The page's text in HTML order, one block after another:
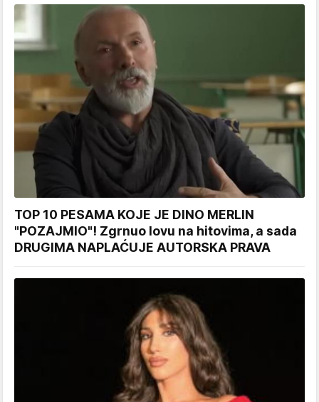
TOP 10 PESAMA KOJE JE DINO MERLIN
"POZAJMIO"! Zgrnuo lovu na hitovima, a sada
DRUGIMA NAPLAĆUJE AUTORSKA PRAVA